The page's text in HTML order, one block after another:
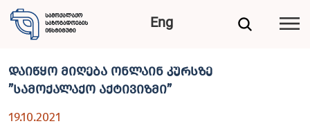
Eng
დაიწყო მიღება ონლაინ კურსზე
”სამოქალაქო აქტივიზმი”
19.10.2021